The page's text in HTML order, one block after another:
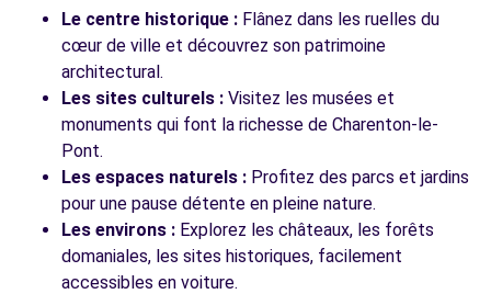
Le centre historique : Flânez dans les ruelles du
cœur de ville et découvrez son patrimoine
architectural.
Les sites culturels : Visitez les musées et
monuments qui font la richesse de Charenton-le-
Pont.
Les espaces naturels : Profitez des parcs et jardins
pour une pause détente en pleine nature.
Les environs : Explorez les châteaux, les forêts
domaniales, les sites historiques, facilement
accessibles en voiture.